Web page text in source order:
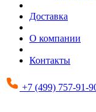
Доставка
О компании
Контакты
+7 (499) 757-91-